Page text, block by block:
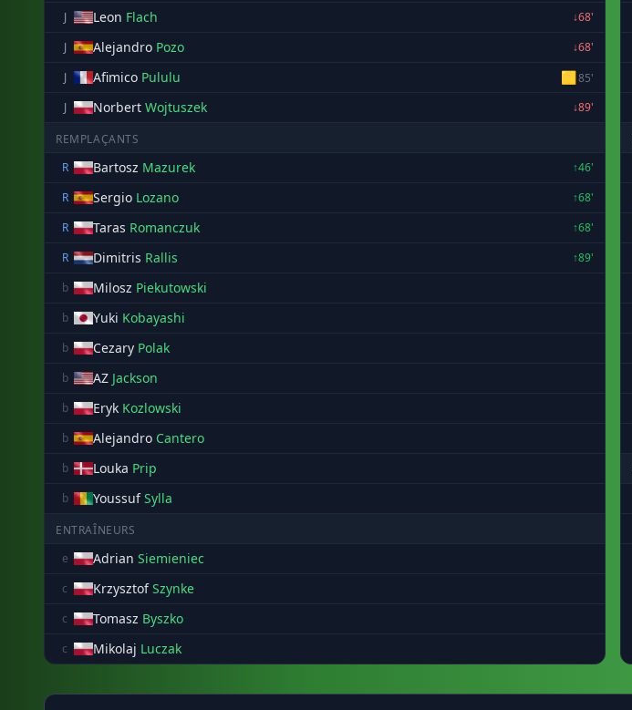
J
Leon Flach
↓68'
J
Alejandro Pozo
↓68'
J
Afimico Pululu 🟨85'
J
Norbert Wojtuszek ↓89'
REMPLAÇANTS
R
Bartosz Mazurek
↑46'
R
Sergio Lozano
↑68'
R
Taras Romanczuk
↑68'
R
Dimitris Rallis
↑89'
b
Milosz Piekutowski
b Yuki Kobayashi
b Cezary Polak
b AZ Jackson
b Eryk Kozlowski
b Alejandro Cantero
b Louka Prip
b YoussufSylla
ENTRAÎNEURS
e
Adrian Siemieniec
c KrzysztofSzynke
c Tomasz Byszko
c Mikolaj Luczak